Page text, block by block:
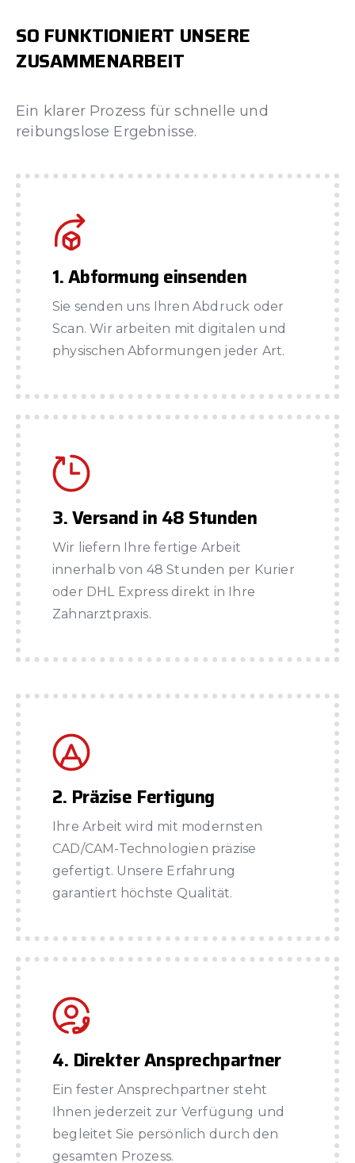
SO FUNKTIONIERT UNSERE
ZUSAMMENARBEIT
Ein klarer Prozess für schnelle und
reibungslose Ergebnisse.
1. Abformung einsenden
Sie senden uns Ihren Abdruck oder
Scan. Wir arbeiten mit digitalen und
physischen Abformungen jeder Art.
3. Versand in 48 Stunden
Wir liefern Ihre fertige Arbeit
innerhalb von 48 Stunden per Kurier
oder DHL Express direkt in Ihre
Zahnarztpraxis.
2. Präzise Fertigung
Ihre Arbeit wird mit modernsten
CAD/CAM-Technologien präzise
gefertigt. Unsere Erfahrung
garantiert höchste Qualität.
4. Direkter Ansprechpartner
Ein fester Ansprechpartner steht
Ihnen jederzeit zur Verfügung und
begleitet Sie persönlich durch den
gesamten Prozess.